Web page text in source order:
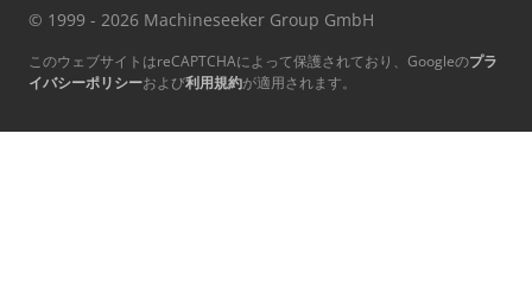
© 1999 - 2026 Machineseeker Group GmbH
このウェブサイトはreCAPTCHAによって保護されており、Googleのプラ
イバシーポリシーおよび利用規約が適用されます。